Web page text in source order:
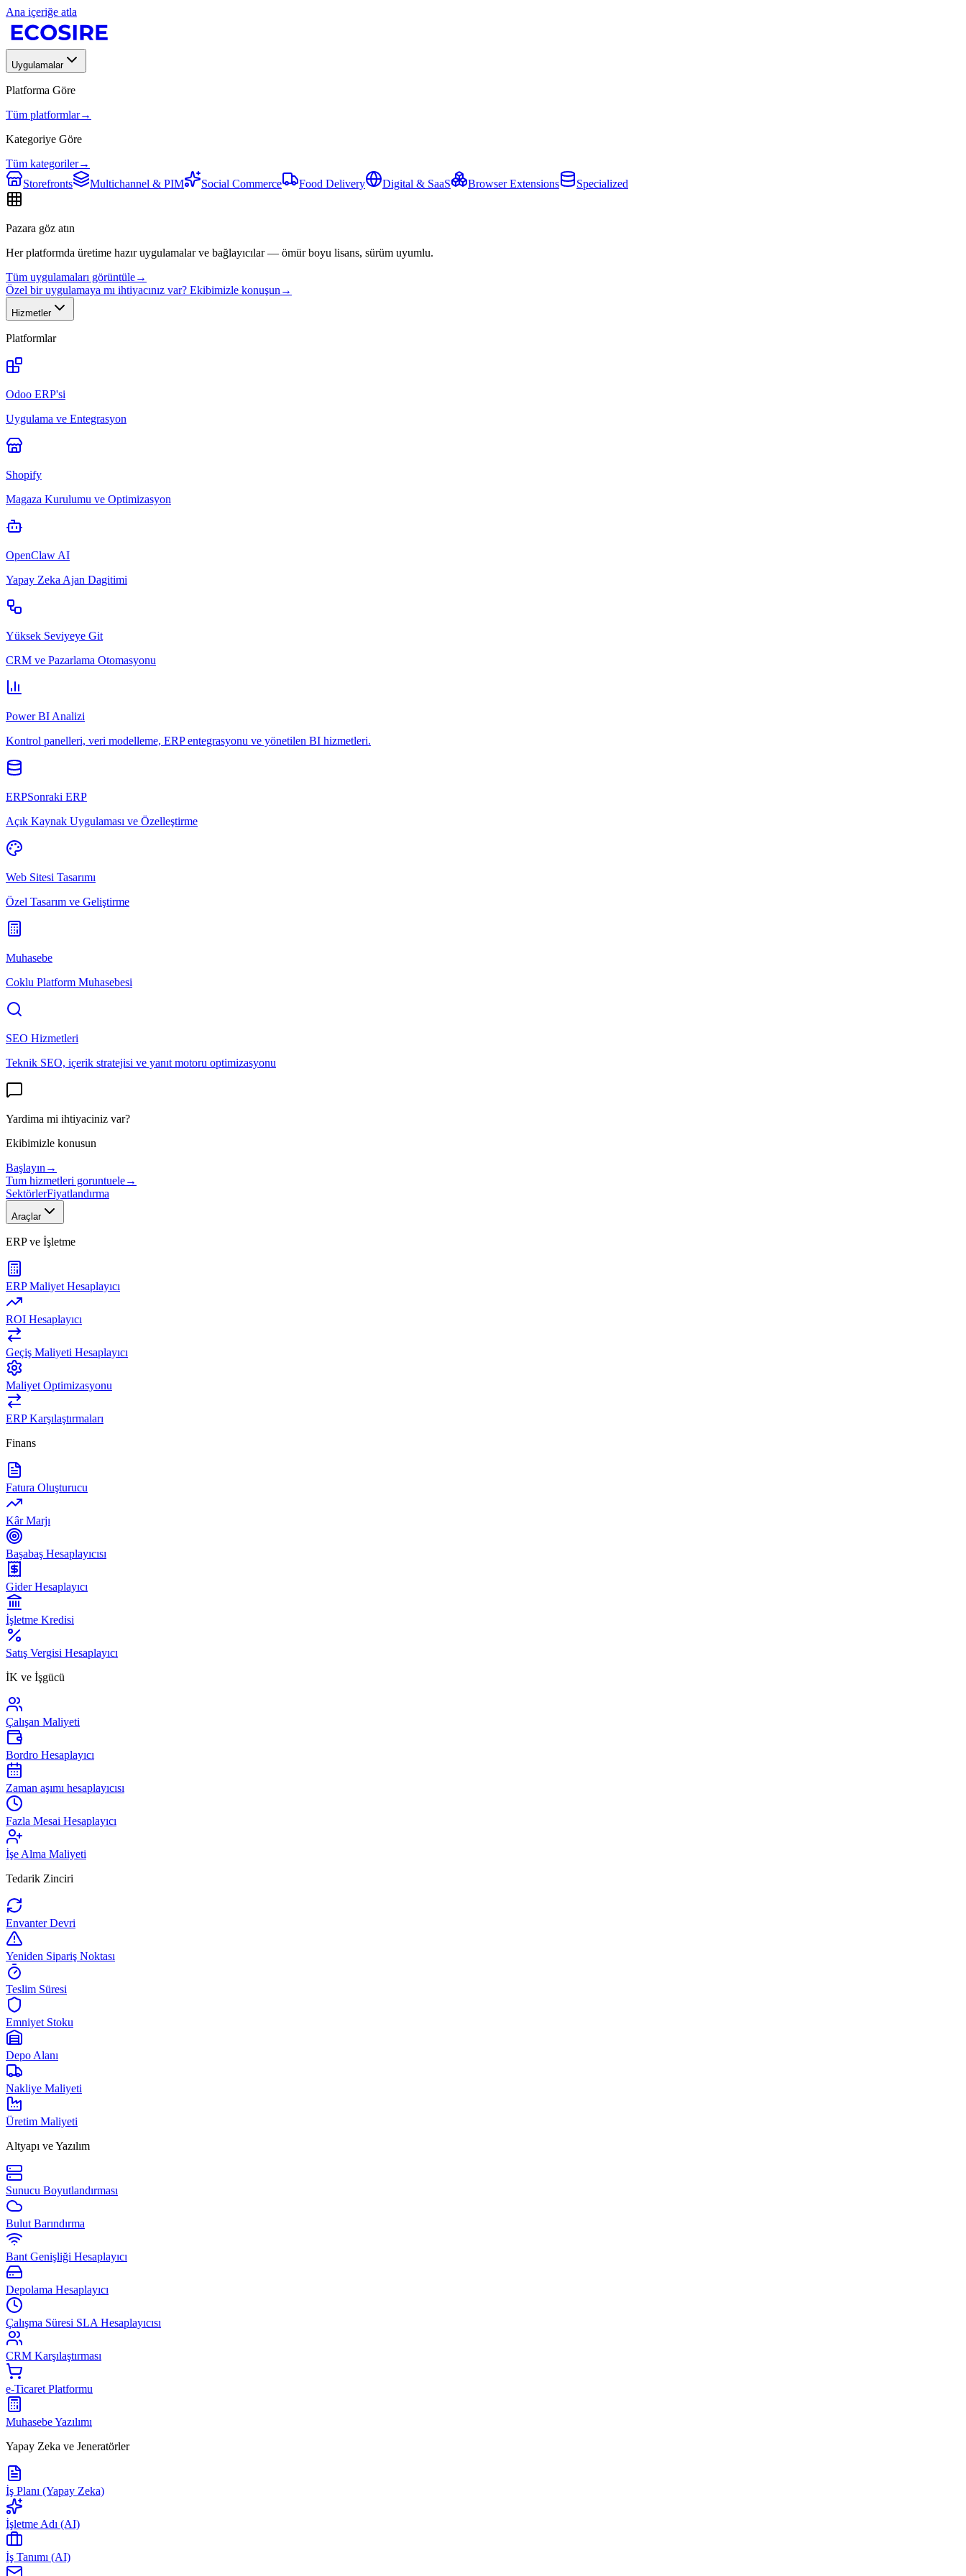
Ana içeriğe atla
Uygulamalar
Platforma Göre
Tüm platformlar→
Kategoriye Göre
Tüm kategoriler→
Storefronts
Multichannel & PIM Social Commerce Food Delivery Digital & SaaS Browser Extensions Specialized
Pazara göz atın
Her platformda üretime hazır uygulamalar ve bağlayıcılar — ömür boyu lisans, sürüm uyumlu.
Tüm uygulamaları görüntüle→
Özel bir uygulamaya mı ihtiyacınız var? Ekibimizle konuşun →
Hizmetler
Platformlar
Odoo ERP'si
Uygulama ve Entegrasyon
Shopify
Magaza Kurulumu ve Optimizasyon
OpenClaw AI
Yapay Zeka Ajan Dagitimi
Yüksek Seviyeye Git
CRM ve Pazarlama Otomasyonu
Power BI Analizi
Kontrol panelleri, veri modelleme, ERP entegrasyonu ve yönetilen BI hizmetleri.
ERPSonraki ERP
Açık Kaynak Uygulaması ve Özelleştirme
Web Sitesi Tasarımı
Özel Tasarım ve Geliştirme
Muhasebe
Coklu Platform Muhasebesi
SEO Hizmetleri
Teknik SEO, içerik stratejisi ve yanıt motoru optimizasyonu
Yardima mi ihtiyaciniz var?
Ekibimizle konusun
Başlayın →
Tum hizmetleri goruntuele→
SektörlerFiyatlandırma
Araçlar
ERP ve İşletme
ERP Maliyet Hesaplayıcı
ROI Hesaplayıcı
Geçiş Maliyeti Hesaplayıcı
Maliyet Optimizasyonu
ERP Karşılaştırmaları
Finans
Fatura Oluşturucu
Kâr Marjı
Başabaş Hesaplayıcısı
Gider Hesaplayıcı
İşletme Kredisi
Satış Vergisi Hesaplayıcı
İK ve İşgücü
Çalışan Maliyeti
Bordro Hesaplayıcı
Zaman aşımı hesaplayıcısı
Fazla Mesai Hesaplayıcı
İşe Alma Maliyeti
Tedarik Zinciri
Envanter Devri
Yeniden Sipariş Noktası
Teslim Süresi
Emniyet Stoku
Depo Alanı
Nakliye Maliyeti
Üretim Maliyeti
Altyapı ve Yazılım
Sunucu Boyutlandırması
Bulut Barındırma
Bant Genişliği Hesaplayıcı
Depolama Hesaplayıcı
Çalışma Süresi SLA Hesaplayıcısı
CRM Karşılaştırması
e-Ticaret Platformu
Muhasebe Yazılımı
Yapay Zeka ve Jeneratörler
İş Planı (Yapay Zeka)
İşletme Adı (AI)
İş Tanımı (AI)